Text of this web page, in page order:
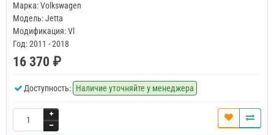
Марка: Volkswagen
Модель: Jetta
Модификация: Vl
Год: 2011 - 2018
16 370 ₽
Доступность: Наличие уточняйте у менеджера